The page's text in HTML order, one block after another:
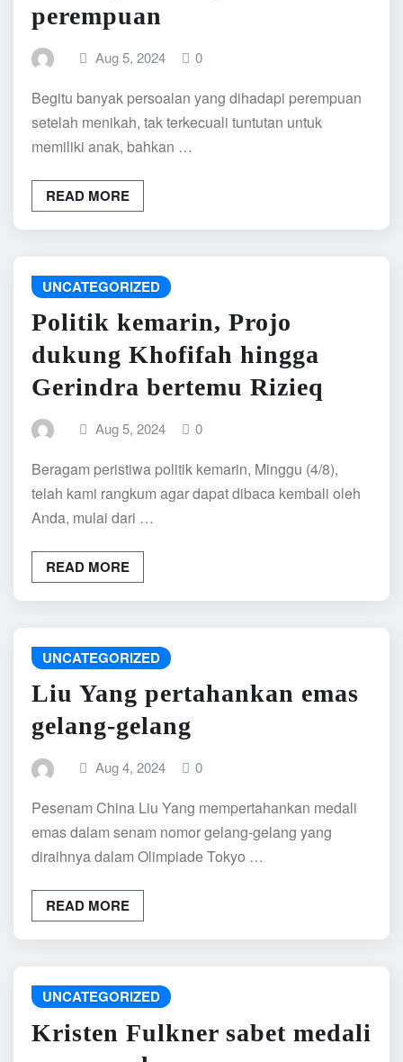
perempuan
Aug 5, 2024 0
Begitu banyak persoalan yang dihadapi perempuan
setelah menikah, tak terkecuali tuntutan untuk
memiliki anak, bahkan …
READ MORE
UNCATEGORIZED
Politik kemarin, Projo
dukung Khofifah hingga
Gerindra bertemu Rizieq
Aug 5, 2024 0
Beragam peristiwa politik kemarin, Minggu (4/8),
telah kami rangkum agar dapat dibaca kembali oleh
Anda, mulai dari …
READ MORE
UNCATEGORIZED
Liu Yang pertahankan emas
gelang-gelang
Aug 4, 2024 0
Pesenam China Liu Yang mempertahankan medali
emas dalam senam nomor gelang-gelang yang
diraihnya dalam Olimpiade Tokyo …
READ MORE
UNCATEGORIZED
Kristen Fulkner sabet medali